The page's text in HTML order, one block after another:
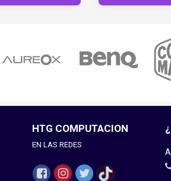
HTG COMPUTACION
EN LAS REDES